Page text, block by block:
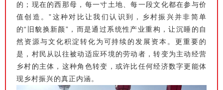
的；现在的西那母，每一寸土地、每一段文化都在参与价
值创造。”这种对比让我们认识到，乡村振兴并非简单
的“旧貌换新颜”，而是通过系统性产业重构，让沉睡的自
然资源与文化积淀转化为可持续的发展资本。更重要的
是，村民从以往被动适应环境的劳动者，转变为主动经营
乡村的主体，这种角色转变，或许比任何经济数字更能体
现乡村振兴的真正内涵。